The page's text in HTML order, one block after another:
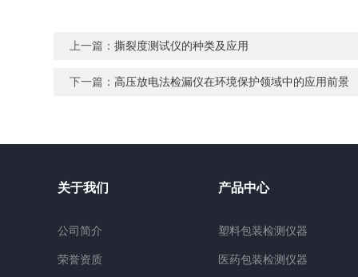
上一篇：撕裂度测试仪的种类及应用
下一篇：高压放电法检漏仪在环境保护领域中的应用前景
关于我们
公司简介
荣誉资质
产品中心
塑料包装检测仪器
医药包装检测仪器